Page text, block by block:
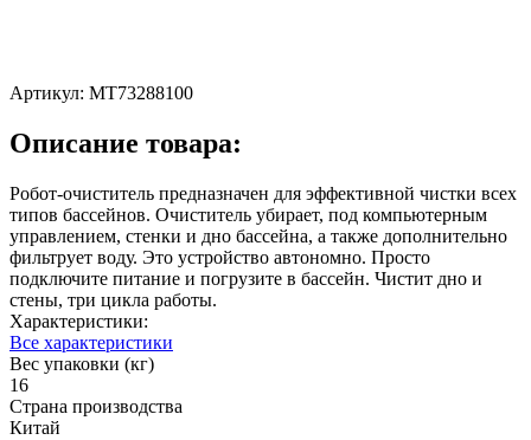
Артикул: MT73288100
Описание товара:
Робот-очиститель предназначен для эффективной чистки всех
типов бассейнов. Очиститель убирает, под компьютерным
управлением, стенки и дно бассейна, а также дополнительно
фильтрует воду. Это устройство автономно. Просто
подключите питание и погрузите в бассейн. Чистит дно и
стены, три цикла работы.
Характеристики:
Все характеристики
Вес упаковки (кг)
16
Страна производства
Китай